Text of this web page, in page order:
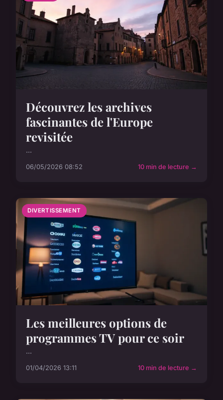
Découvrez les archives
fascinantes de l'Europe
revisitée
...
06/05/2026 08:52 10 min de lecture →
DIVERTISSEMENT
Les meilleures options de
programmes TV pour ce soir
...
01/04/2026 13:11 10 min de lecture →